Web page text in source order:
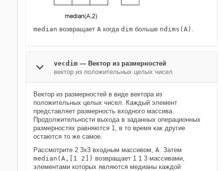
median возвращает A когда dim больше ndims(A) .
vecdim — Вектор из размерностей
вектор из положительных целых чисел
Вектор из размерностей в виде вектора из
положительных целых чисел. Каждый элемент
представляет размерность входного массива.
Продолжительности выхода в заданных операционных
размерностях равняются 1, в то время как другие
остаются то же самое.
Рассмотрите 2 3х3 входным массивом, A. Затем
median(A,[1 2]) возвращает 1 1 3 массивами,
элементами которых являются медианы каждой